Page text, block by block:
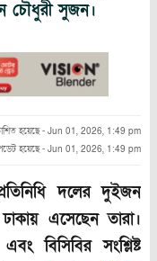
চৌধুরী সুজন।
হয়েছে- Jun 01, 2026, 1:49 pm
হয়েছে- Jun 01, 2026, 1:49 pm
দলের দুইজন
এসেছেন তারা।
বিসিবির সংশ্লিষ্ট